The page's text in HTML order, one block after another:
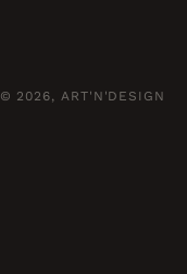
© 2026, ART'N'DESIGN